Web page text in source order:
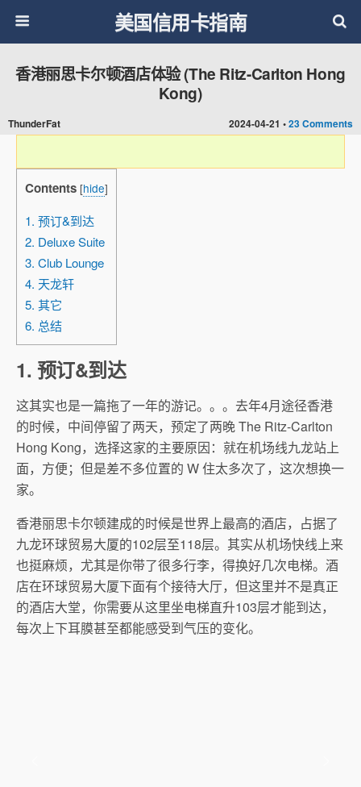
美国信用卡指南
2024-04-21 •23 Comments
香港丽思卡尔顿酒店体验 (The Ritz-Carlton Hong
Kong)
ThunderFat
Contents [hide]
1. 预订&到达
2. Deluxe Suite
3. Club Lounge
4. 天龙轩
5. 其它
6. 总结
1. 预订&到达
这其实也是一篇拖了一年的游记。。。去年4月途径香港
的时候，中间停留了两天，预定了两晚 The Ritz-Carlton
Hong Kong，选择这家的主要原因：就在机场线九龙站上
面，方便；但是差不多位置的 W 住太多次了，这次想换一
家。
香港丽思卡尔顿建成的时候是世界上最高的酒店，占据了
九龙环球贸易大厦的102层至118层。其实从机场快线上来
也挺麻烦，尤其是你带了很多行李，得换好几次电梯。酒
店在环球贸易大厦下面有个接待大厅，但这里并不是真正
的酒店大堂，你需要从这里坐电梯直升103层才能到达，
每次上下耳膜甚至都能感受到气压的变化。